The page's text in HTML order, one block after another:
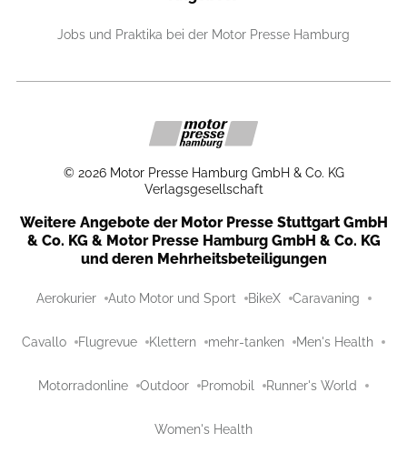
Jobs und Praktika bei der Motor Presse Hamburg
© 2026 Motor Presse Hamburg GmbH & Co. KG
Verlagsgesellschaft
Weitere Angebote der Motor Presse Stuttgart GmbH
& Co. KG & Motor Presse Hamburg GmbH & Co. KG
und deren Mehrheitsbeteiligungen
Aerokurier Auto Motor und Sport BikeX Caravaning
Cavallo Flugrevue Klettern mehr-tanken Men's Health
Motorradonline Outdoor Promobil Runner's World
Women's Health